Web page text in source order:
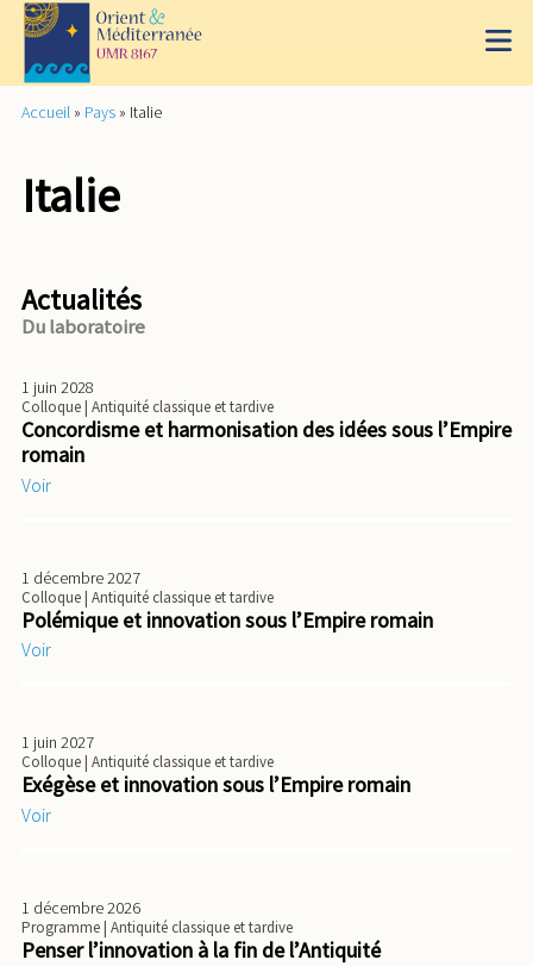
Accueil » Pays » Italie
Italie
Actualités
Du laboratoire
1 juin 2028
Colloque| Antiquité classique et tardive
Concordisme et harmonisation des idées sous l’Empire
romain
Voir
1 décembre 2027
Colloque| Antiquité classique et tardive
Polémique et innovation sous l’Empire romain
Voir
1 juin 2027
Colloque| Antiquité classique et tardive
Exégèse et innovation sous l’Empire romain
Voir
1 décembre 2026
Programme| Antiquité classique et tardive
Penser l’innovation à la fin de l’Antiquité